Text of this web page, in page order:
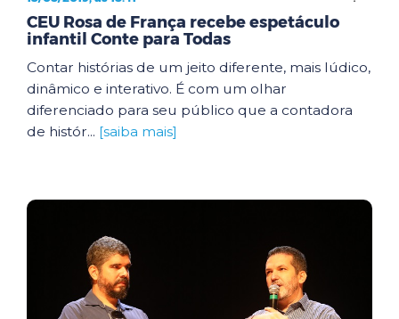
CEU Rosa de França recebe espetáculo
infantil Conte para Todas
Contar histórias de um jeito diferente, mais lúdico,
dinâmico e interativo. É com um olhar
diferenciado para seu público que a contadora
de histór... [saiba mais]